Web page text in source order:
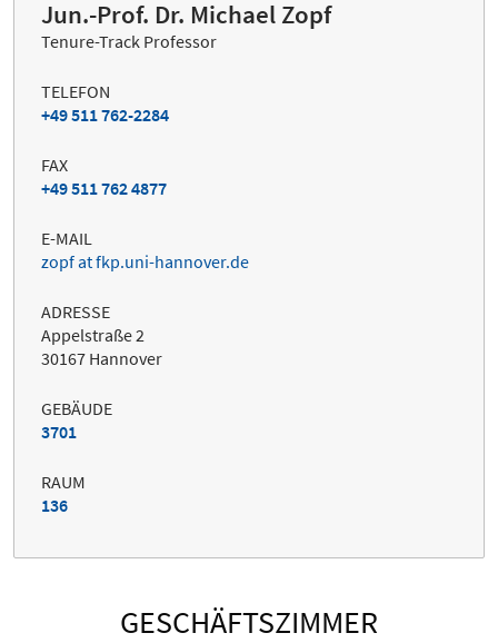
Jun.-Prof. Dr. Michael Zopf
Tenure-Track Professor
TELEFON
+49 511 762-2284
FAX
+49 511 762 4877
E-MAIL
zopf at fkp.uni-hannover.de
ADRESSE
Appelstraße 2
30167 Hannover
GEBÄUDE
3701
RAUM
136
GESCHÄFTSZIMMER